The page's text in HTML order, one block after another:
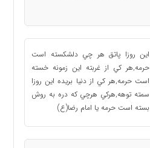
اين روزا پاتق هر چي دلشكسته است
حرمه,هر كي از غربته اين زمونه خسته
است حرمه,هر كي از دنيا بريده اين روزا
سمته توهه,هركي هرچي كه دره به روش
بسته است حرمه يا امام رضا(ع)